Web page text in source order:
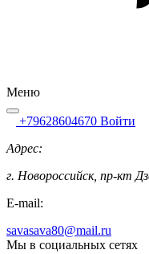
Меню
+79628604670 Войти
Адрес:
г. Новороссийск, пр-кт
E-mail:
savasava80@mail.ru
Мы в социальных сетях